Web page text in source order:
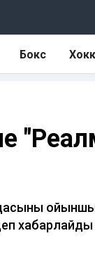
Бокс
хабарлайды